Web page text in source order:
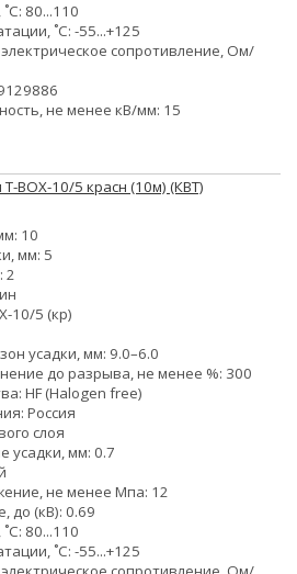
80...110
˚С: -55...+125
сопротивление, Ом/
не менее кВ/мм: 15
BOX-10/5 красн (10м) (КВТ)
10
мм: 5
2
10/5 (кр)
усадки, мм: 9.0–6.0
до разрыва, не менее %: 300
HF (Halogen free)
Россия
слоя
усадки, мм: 0.7
не менее Мпа: 12
до (кВ): 0.69
80...110
˚С: -55...+125